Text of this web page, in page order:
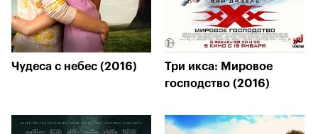
Чудеса с небес (2016)
Три икса: Мировое
господство (2016)